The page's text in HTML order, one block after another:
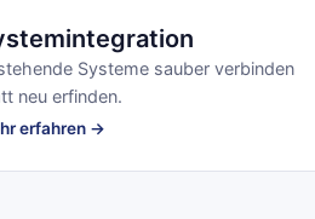
Systeme sauber verbinden
neu erfinden.
erfahren →